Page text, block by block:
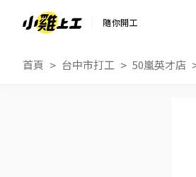
隨你開工
首頁 台中市打工 50嵐英才店